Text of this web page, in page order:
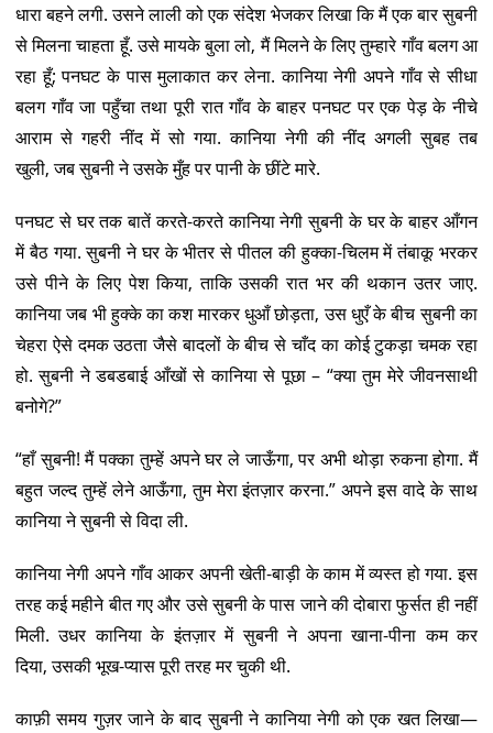
धारा बहने लगी. उसने लाली को एक संदेश भेजकर लिखा कि मैं एक बार सुबनी
से मिलना चाहता हूँ. उसे मायके बुला लो, मैं मिलने के लिए तुम्हारे गाँव बलग आ
रहा हूँ; पनघट के पास मुलाकात कर लेना. कानिया नेगी अपने गाँव से सीधा
बलग गाँव जा पहुँचा तथा पूरी रात गाँव के बाहर पनघट पर एक पेड़ के नीचे
आराम से गहरी नींद में सो गया. कानिया नेगी की नींद अगली सुबह तब
खुली, जब सुबनी ने उसके मुँह पर पानी के छींटे मारे.
पनघट से घर तक बातें करते-करते कानिया नेगी सुबनी के घर के बाहर आँगन
में बैठ गया. सुबनी ने घर के भीतर से पीतल की हुक्का-चिलम में तंबाकू भरकर
उसे पीने के लिए पेश किया, ताकि उसकी रात भर की थकान उतर जाए.
कानिया जब भी हुक्के का कश मारकर धुआँ छोड़ता, उस धुएँ के बीच सुबनी का
चेहरा ऐसे दमक उठता जैसे बादलों के बीच से चाँद का कोई टुकड़ा चमक रहा
हो. सुबनी ने डबडबाई आँखों से कानिया से पूछा – “क्या तुम मेरे जीवनसाथी
बनोगे?”
“हाँ सुबनी! मैं पक्का तुम्हें अपने घर ले जाऊँगा, पर अभी थोड़ा रुकना होगा. मैं
बहुत जल्द तुम्हें लेने आऊँगा, तुम मेरा इंतज़ार करना.” अपने इस वादे के साथ
कानिया ने सुबनी से विदा ली.
कानिया नेगी अपने गाँव आकर अपनी खेती-बाड़ी के काम में व्यस्त हो गया. इस
तरह कई महीने बीत गए और उसे सुबनी के पास जाने की दोबारा फुर्सत ही नहीं
मिली. उधर कानिया के इंतज़ार में सुबनी ने अपना खाना-पीना कम कर
दिया, उसकी भूख-प्यास पूरी तरह मर चुकी थी.
काफ़ी समय गुज़र जाने के बाद सुबनी ने कानिया नेगी को एक खत लिखा—